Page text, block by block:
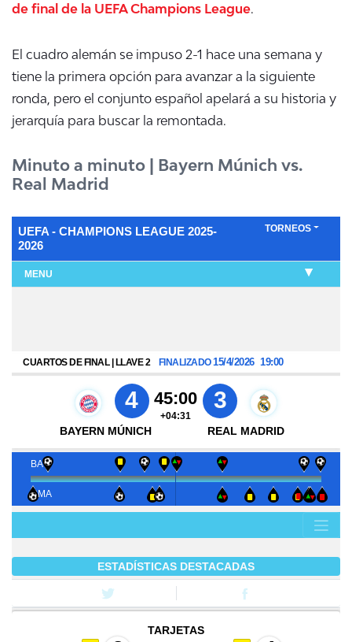
de final de la UEFA Champions League.
El cuadro alemán se impuso 2-1 hace una semana y
tiene la primera opción para avanzar a la siguiente
ronda, pero el conjunto español apelará a su historia y
jerarquía para buscar la remontada.
Minuto a minuto | Bayern Múnich vs.
Real Madrid